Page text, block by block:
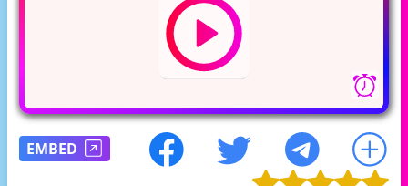
EMBED